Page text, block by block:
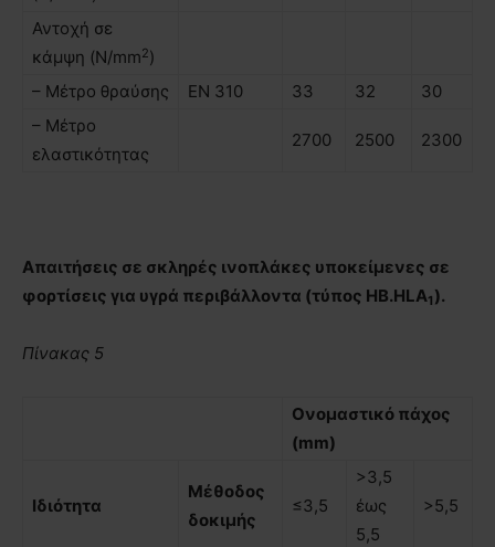
Αντοχή σε
κάµψη (N/mm2)
– Μέτρο θραύσης
ΕΝ 310 33 32
30
– Μέτρο
ελαστικότητας
2700 2500 2300
Απαιτήσεις σε σκληρές ινοπλάκες υποκείµενες σε
φορτίσεις για υγρά περιβάλλοντα (τύπος ΗΒ.HLA1 ).
Πίνακας 5
Ονοµαστικό πάχος
(mm)
Ιδιότητα
Μέθοδος
δοκιµής
≤3,5
>3,5
έως
5,5
>5,5